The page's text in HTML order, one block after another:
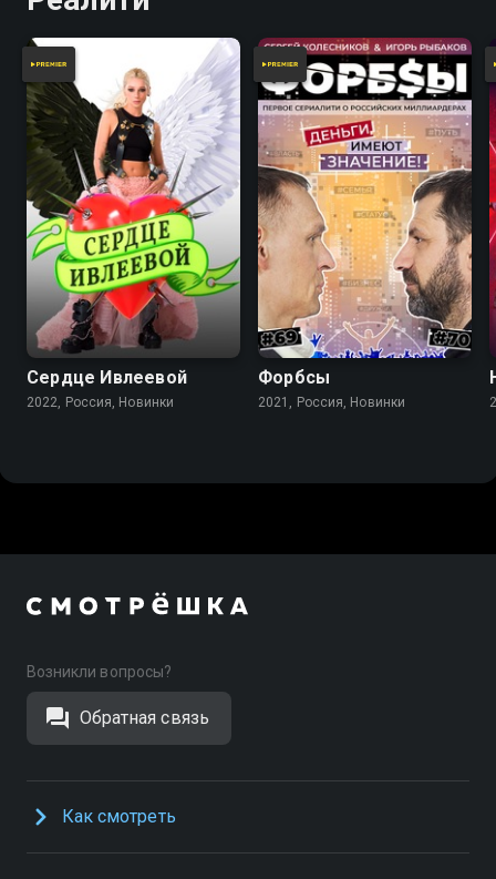
Сердце Ивлеевой
2022, Россия, Новинки
Форбсы
2021, Россия, Новинки
Возникли вопросы?
Обратная связь
Как смотреть